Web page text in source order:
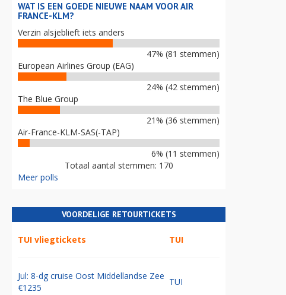
WAT IS EEN GOEDE NIEUWE NAAM VOOR AIR
FRANCE-KLM?
Verzin alsjeblieft iets anders
47% (81 stemmen)
European Airlines Group (EAG)
24% (42 stemmen)
The Blue Group
21% (36 stemmen)
Air-France-KLM-SAS(-TAP)
6% (11 stemmen)
Totaal aantal stemmen: 170
Meer polls
VOORDELIGE RETOURTICKETS
TUI vliegtickets TUI
Jul: 8-dg cruise Oost Middellandse Zee
€1235
TUI